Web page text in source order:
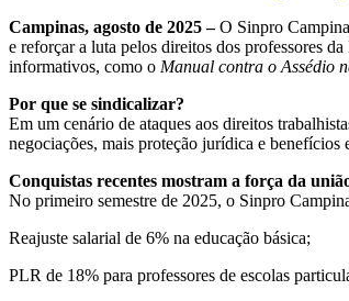
Campinas, agosto de 2025 –O Sinpro
e reforçar a luta pelos direitos dos professores
informativos, como o Manual contra o Assédio
Por que se sindicalizar?
Em um cenário de ataques aos direitos
negociações, mais proteção jurídica e
Conquistas recentes mostram a força da
No primeiro semestre de 2025, o Sinpro
Reajuste salarial de 6% na educação básica;
PLR de 18% para professores de escolas